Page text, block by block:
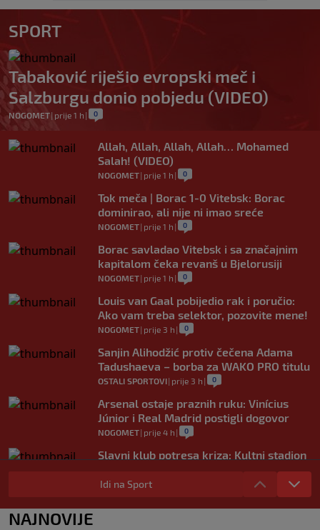
SPORT
Tabaković riješio evropski meč i
Salzburgu donio pobjedu (VIDEO)
NOGOMET| prije 1 h | 0
Allah, Allah, Allah, Allah… Mohamed
Salah! (VIDEO)
NOGOMET| prije 1 h | 0
Tok meča | Borac 1-0 Vitebsk: Borac
dominirao, ali nije ni imao sreće
NOGOMET| prije 1 h | 0
Borac savladao Vitebsk i sa značajnim
kapitalom čeka revanš u Bjelorusiji
NOGOMET| prije 1 h | 0
Louis van Gaal pobijedio rak i poručio:
Ako vam treba selektor, pozovite mene!
NOGOMET| prije 3 h | 0
Sanjin Alihodžić protiv čečena Adama
Tadushaeva – borba za WAKO PRO titulu
OSTALI SPORTOVI| prije 3 h | 0
Arsenal ostaje praznih ruku: Vinícius
Júnior i Real Madrid postigli dogovor
NOGOMET| prije 4 h | 0
Slavni klub potresa kriza: Kultni stadion
u Italiji bit će prazan na početku sezone,
navijači objavili rat upravi
Idi na Sport
NAJNOVIJE